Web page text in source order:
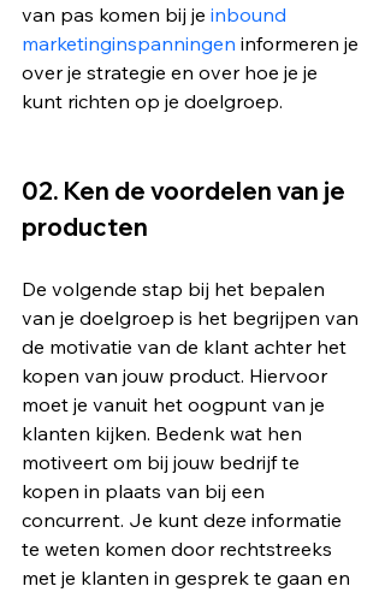
van pas komen bij je inbound
marketinginspanningen informeren je
over je strategie en over hoe je je
kunt richten op je doelgroep.
02. Ken de voordelen van je
producten
De volgende stap bij het bepalen
van je doelgroep is het begrijpen van
de motivatie van de klant achter het
kopen van jouw product. Hiervoor
moet je vanuit het oogpunt van je
klanten kijken. Bedenk wat hen
motiveert om bij jouw bedrijf te
kopen in plaats van bij een
concurrent. Je kunt deze informatie
te weten komen door rechtstreeks
met je klanten in gesprek te gaan en